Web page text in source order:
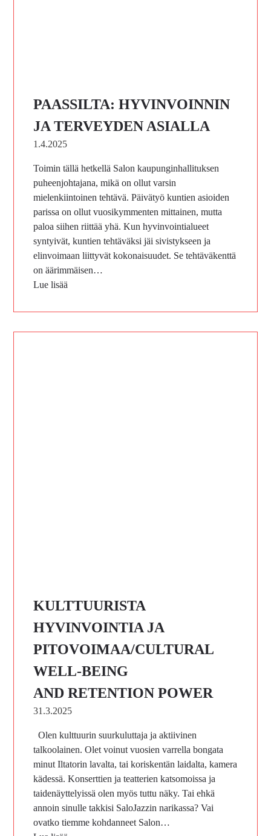
PAASSILTA: HYVINVOINNIN
JA TERVEYDEN ASIALLA
1.4.2025
Toimin tällä hetkellä Salon kaupunginhallituksen
puheenjohtajana, mikä on ollut varsin
mielenkiintoinen tehtävä. Päivätyö kuntien asioiden
parissa on ollut vuosikymmenten mittainen, mutta
paloa siihen riittää yhä. Kun hyvinvointialueet
syntyivät, kuntien tehtäväksi jäi sivistykseen ja
elinvoimaan liittyvät kokonaisuudet. Se tehtäväkenttä
on äärimmäisen…
Lue lisää
KULTTUURISTA
HYVINVOINTIA JA
PITOVOIMAA/CULTURAL
WELL-BEING
AND RETENTION POWER
31.3.2025
Olen kulttuurin suurkuluttaja ja aktiivinen
talkoolainen. Olet voinut vuosien varrella bongata
minut Iltatorin lavalta, tai koriskentän laidalta, kamera
kädessä. Konserttien ja teatterien katsomoissa ja
taidenäyttelyissä olen myös tuttu näky. Tai ehkä
annoin sinulle takkisi SaloJazzin narikassa? Vai
ovatko tiemme kohdanneet Salon…